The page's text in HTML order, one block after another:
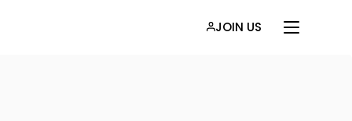
JOIN US